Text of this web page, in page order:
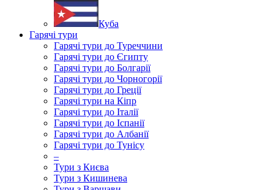
Куба
Гарячі тури
Гарячі тури до Туреччини
Гарячі тури до Єгипту
Гарячі тури до Болгарії
Гарячі тури до Чорногорії
Гарячі тури до Греції
Гарячі тури на Кіпр
Гарячі тури до Італії
Гарячі тури до Іспанії
Гарячі тури до Албанії
Гарячі тури до Тунісу
–
Тури з Києва
Тури з Кишинева